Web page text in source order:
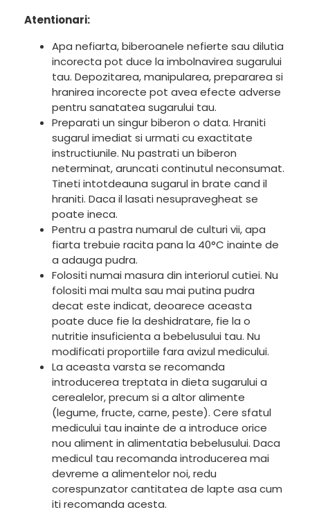
Atentionari:
Apa nefiarta, biberoanele nefierte sau dilutia
incorecta pot duce la imbolnavirea sugarului
tau. Depozitarea, manipularea, prepararea si
hranirea incorecte pot avea efecte adverse
pentru sanatatea sugarului tau.
Preparati un singur biberon o data. Hraniti
sugarul imediat si urmati cu exactitate
instructiunile. Nu pastrati un biberon
neterminat, aruncati continutul neconsumat.
Tineti intotdeauna sugarul in brate cand il
hraniti. Daca il lasati nesupravegheat se
poate ineca.
Pentru a pastra numarul de culturi vii, apa
fiarta trebuie racita pana la 40°C inainte de
a adauga pudra.
Folositi numai masura din interiorul cutiei. Nu
folositi mai multa sau mai putina pudra
decat este indicat, deoarece aceasta
poate duce fie la deshidratare, fie la o
nutritie insuficienta a bebelusului tau. Nu
modificati proportiile fara avizul medicului.
La aceasta varsta se recomanda
introducerea treptata in dieta sugarului a
cerealelor, precum si a altor alimente
(legume, fructe, carne, peste). Cere sfatul
medicului tau inainte de a introduce orice
nou aliment in alimentatia bebelusului. Daca
medicul tau recomanda introducerea mai
devreme a alimentelor noi, redu
corespunzator cantitatea de lapte asa cum
iti recomanda acesta.